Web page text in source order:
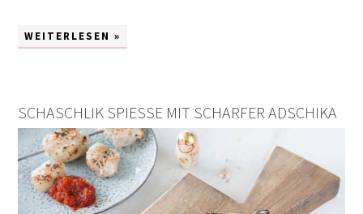
WEITERLESEN »
SCHASCHLIK SPIESSE MIT SCHARFER ADSCHIKA